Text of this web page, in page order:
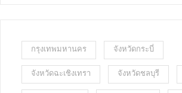
กรุงเทพมหานคร จังหวัดกระบี่
จังหวัดฉะเชิงเทรา จังหวัดชลบุรี